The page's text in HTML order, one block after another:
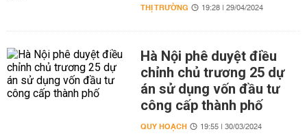
THỊ TRƯỜNG 19:28 | 29/04/2024
Hà Nội phê duyệt điều
chỉnh chủ trương 25 dự
án sử dụng vốn đầu tư
công cấp thành phố
QUY HOẠCH 19:55 | 30/03/2024